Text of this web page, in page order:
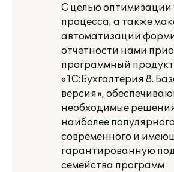
С целью оптимизации
процесса, а также
автоматизации
отчетности нами
программный продукт
«1С:Бухгалтерия 8.
версия»,
необходимые
наиболее
современного и
гарантированную
семейства программ